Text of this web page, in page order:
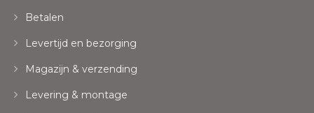
Betalen
Levertijd en bezorging
Magazijn & verzending
Levering & montage